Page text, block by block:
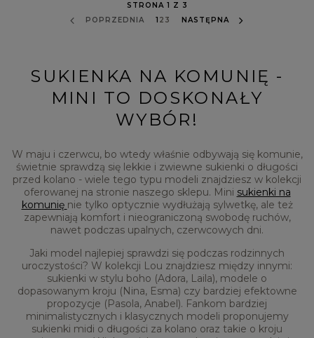
STRONA 1 Z 3
POPRZEDNIA
1 2 3 NASTĘPNA
SUKIENKA NA KOMUNIĘ -
MINI TO DOSKONAŁY
WYBÓR!
W maju i czerwcu, bo wtedy właśnie odbywają się komunie,
świetnie sprawdzą się lekkie i zwiewne sukienki o długości
przed kolano - wiele tego typu modeli znajdziesz w kolekcji
oferowanej na stronie naszego sklepu. Mini sukienki na
komunię nie tylko optycznie wydłużają sylwetkę, ale też
zapewniają komfort i nieograniczoną swobodę ruchów,
nawet podczas upalnych, czerwcowych dni.
Jaki model najlepiej sprawdzi się podczas rodzinnych
uroczystości? W kolekcji Lou znajdziesz między innymi:
sukienki w stylu boho (Adora, Laila), modele o
dopasowanym kroju (Nina, Esma) czy bardziej efektowne
propozycje (Pasola, Anabel). Fankom bardziej
minimalistycznych i klasycznych modeli proponujemy
sukienki midi o długości za kolano oraz takie o kroju